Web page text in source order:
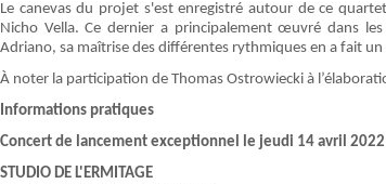
Le canevas du projet s'est enregistré autour de ce
Nicho Vella. Ce dernier a principalement œuvré dans
Adriano, sa maîtrise des différentes rythmiques en a fait
À noter la participation de Thomas Ostrowiecki à
Informations pratiques
Concert de lancement exceptionnel le jeudi 14 avril 2022
STUDIO DE L'ERMITAGE